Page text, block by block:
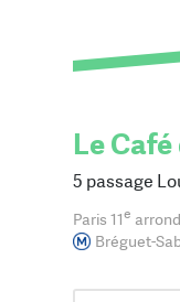
Le
5 passage
Paris 11e
Bréguet-